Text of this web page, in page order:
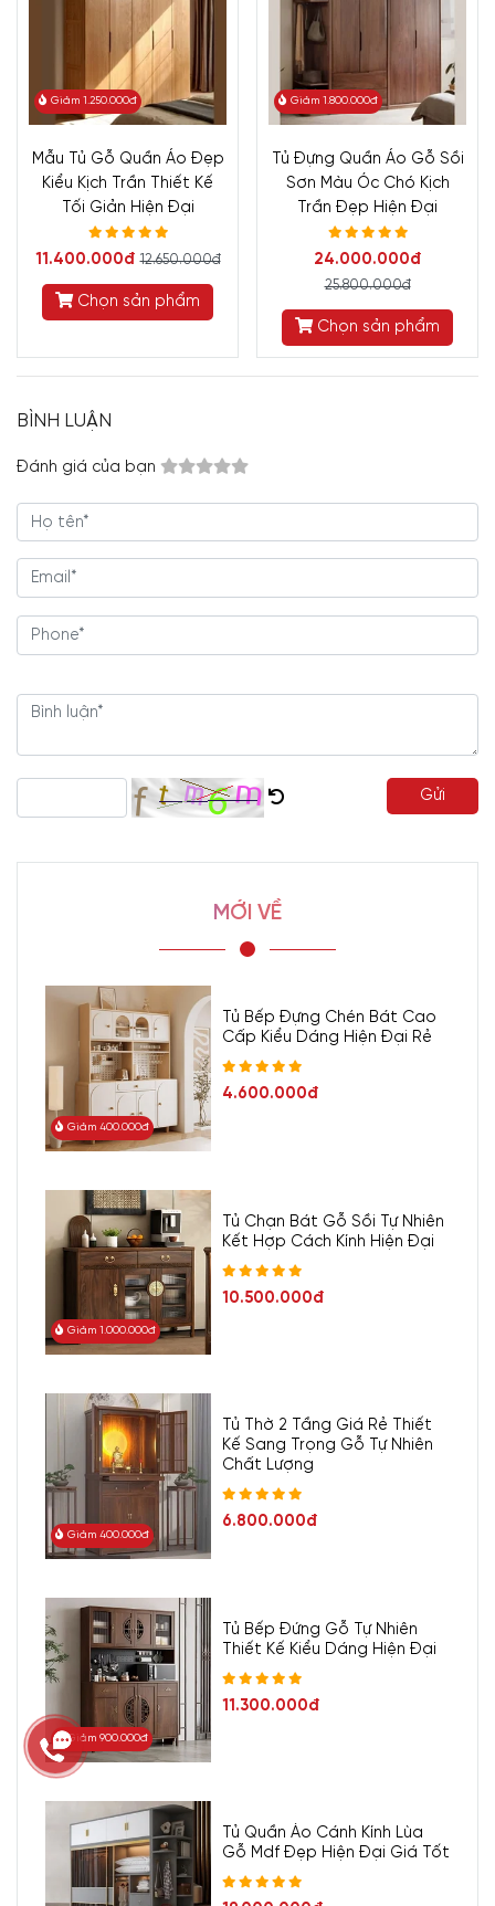
Giảm 1.250.000đ
Mẫu Tủ Gỗ Quần Áo Đẹp
Kiểu Kịch Trần Thiết Kế
Tối Giản Hiện Đại
11.400.000đ 12.650.000đ
Chọn sản phẩm
Giảm 1.800.000đ
Tủ Đựng Quần Áo Gỗ Sồi
Sơn Màu Óc Chó Kịch
Trần Đẹp Hiện Đại
24.000.000đ
25.800.000đ
Chọn sản phẩm
BÌNH LUẬN
Đánh giá của bạn
Gửi
MỚI VỀ
Giảm 400.000đ
Tủ Bếp Đựng Chén Bát Cao
Cấp Kiểu Dáng Hiện Đại Rẻ
4.600.000đ
Giảm 1.000.000đ
Tủ Chạn Bát Gỗ Sồi Tự Nhiên
Kết Hợp Cách Kính Hiện Đại
10.500.000đ
Giảm 400.000đ
Tủ Thờ 2 Tầng Giá Rẻ Thiết
Kế Sang Trọng Gỗ Tự Nhiên
Chất Lượng
6.800.000đ
Giảm 900.000đ
Tủ Bếp Đứng Gỗ Tự Nhiên
Thiết Kế Kiểu Dáng Hiện Đại
11.300.000đ
Tủ Quần Áo Cánh Kính Lùa
Gỗ Mdf Đẹp Hiện Đại Giá Tốt